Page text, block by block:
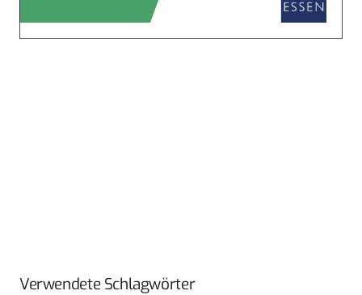
Verwendete Schlagwörter